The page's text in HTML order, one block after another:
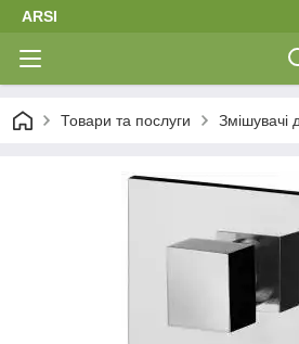
ARSI
Товари та послуги Змішувачі